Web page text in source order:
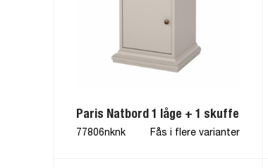
Paris Natbord 1 låge + 1 skuffe
77806nknk Fås i flere varianter